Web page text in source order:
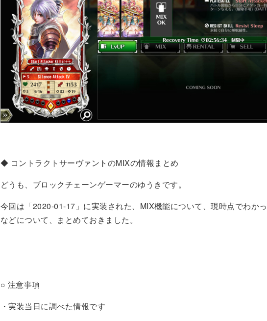
◆ コントラクトサーヴァントのMIXの情報まとめ
どうも、ブロックチェーンゲーマーのゆうきです。
今回は「2020-01-17」に実装された、MIX機能について、現時点でわか
などについて、まとめておきました。
○ 注意事項
・実装当日に調べた情報です